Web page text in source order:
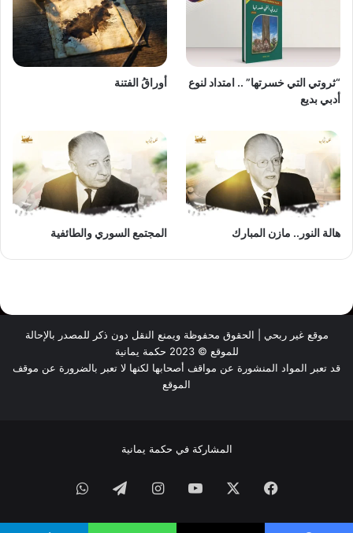
“ثروتي التي خسرتها” .. امتداد لنوع
أدبي بديع
أوراقُ الفتنة
هالة النور.. مازن المبارك المجتمع السوري والطائفية
موقع غير ربحي | الحقوق محفوظة ويمنع النقل دون ذكر للمصدر بالإحالة
للموقع © 2023 حكمة يمانية
قد تعبر المواد المنشورة عن مواقف أصحابها لكنها لا تعبر بالضرورة عن موقف
الموقع
المشاركة في حكمة يمانية